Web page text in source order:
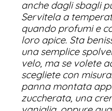
anche dagli sbagli
Servitela a
quando profumi e
loro apice. Sta
una semplice
velo, ma se volete
scegliete con
panna montata
zuccherata, una